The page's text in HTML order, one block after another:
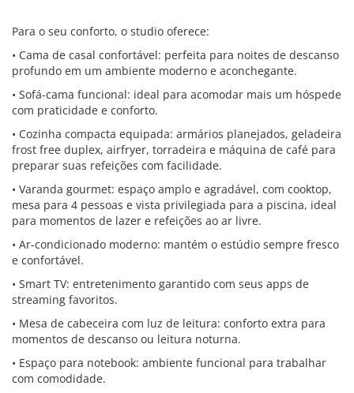
Para o seu conforto, o studio oferece:
• Cama de casal confortável: perfeita para noites de descanso
profundo em um ambiente moderno e aconchegante.
• Sofá-cama funcional: ideal para acomodar mais um hóspede
com praticidade e conforto.
• Cozinha compacta equipada: armários planejados, geladeira
frost free duplex, airfryer, torradeira e máquina de café para
preparar suas refeições com facilidade.
• Varanda gourmet: espaço amplo e agradável, com cooktop,
mesa para 4 pessoas e vista privilegiada para a piscina, ideal
para momentos de lazer e refeições ao ar livre.
• Ar-condicionado moderno: mantém o estúdio sempre fresco
e confortável.
• Smart TV: entretenimento garantido com seus apps de
streaming favoritos.
• Mesa de cabeceira com luz de leitura: conforto extra para
momentos de descanso ou leitura noturna.
• Espaço para notebook: ambiente funcional para trabalhar
com comodidade.